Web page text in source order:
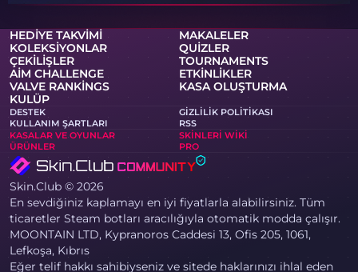
HEDIYE TAKVIMI
MAKALELER
KOLEKSIYONLAR
QUIZLER
ÇEKILIŞLER
TOURNAMENTS
AIM CHALLENGE
ETKINLIKLER
VALVE RANKINGS
KASA OLUŞTURMA
KULÜP
DESTEK
GIZLILIK POLITIKASI
KULLANIM ŞARTLARI
RSS
KASALAR VE OYUNLAR
SKINLERI WIKI
ÜRÜNLER
PRO
Skin.Club © 2026
En sevdiğiniz kaplamayı en iyi fiyatlarla alabilirsiniz. Tüm
ticaretler Steam botları aracılığıyla otomatik modda çalışır.
MOONTAIN LTD, Kypranoros Caddesi 13, Ofis 205, 1061,
Lefkoşa, Kıbrıs
Eğer telif hakkı sahibiyseniz ve sitede haklarınızı ihlal eden